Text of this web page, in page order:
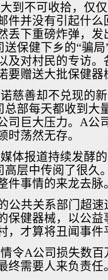
到不可收拾，仅
件并没有引起什
丢下重磅炸弹，
送保健下乡的“骗
及对村民的专访
要赠送大批保健
慈善却不兑现的
总部每天都收到大
司巨大压力。A公
时荡然无存。
体报道持续发酵
高层中传阅了很久
件事情的来龙去脉
公共关系部门超
保健器械，以公
，才算将丑闻事件
令A公司损失数
终需要人来负责任